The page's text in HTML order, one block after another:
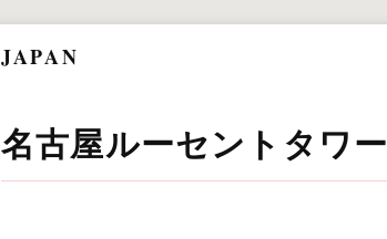
JAPAN
名古屋ルーセントタワー